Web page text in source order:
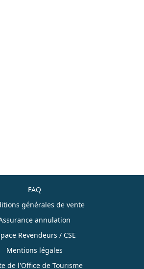
FAQ
générales de vente
annulation
Revendeurs / CSE
Mentions légales
de l'Office de Tourisme